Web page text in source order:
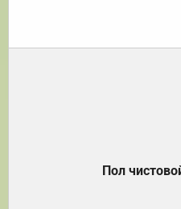
Пол